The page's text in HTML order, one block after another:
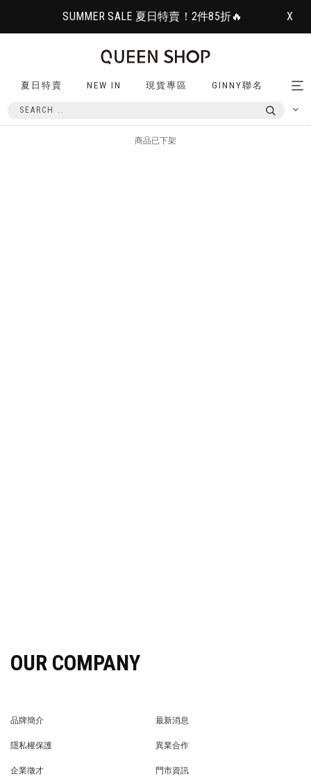
SUMMER SALE 夏日特賣！2件85折🔥 X
夏日特賣 NEW IN 現貨專區 GINNY聯名
商品已下架
OUR COMPANY
品牌簡介
最新消息
隱私權保護
異業合作
企業徵才
門市資訊